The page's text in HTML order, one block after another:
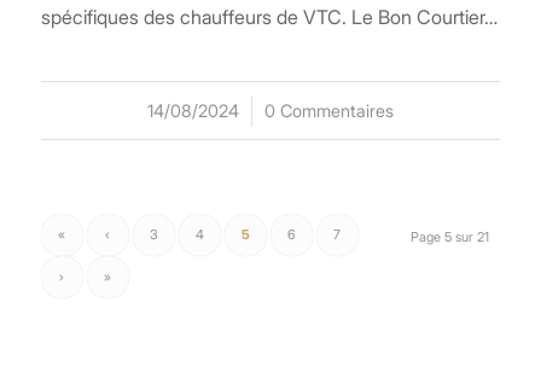
spécifiques des chauffeurs de VTC. Le Bon Courtier…
14/08/2024
/ 0 Commentaires
Page 5 sur 21
« ‹ 3 4 5 6 7
› »